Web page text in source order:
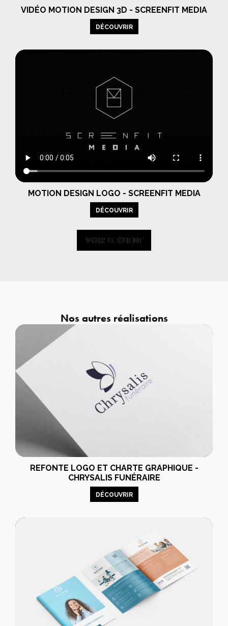
VIDÉO MOTION DESIGN 3D - SCREENFIT MEDIA
DÉCOUVRIR
MOTION DESIGN LOGO - SCREENFIT MEDIA
DÉCOUVRIR
VOIR LE CLIENT
VOIR LE CLIENT
Nos autres réalisations
REFONTE LOGO ET CHARTE GRAPHIQUE -
CHRYSALIS FUNÉRAIRE
DÉCOUVRIR